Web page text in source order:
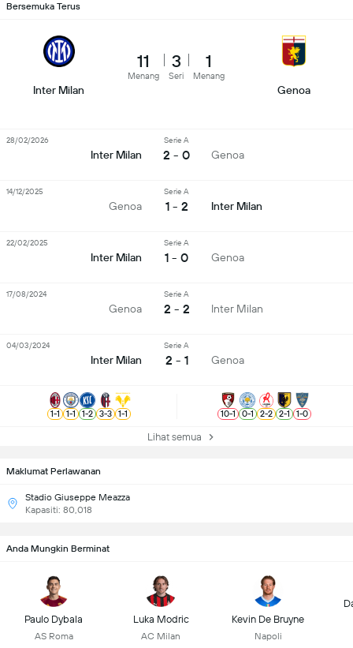
Maklumat Perlawanan
Stadio Giuseppe Meazza
Kapasiti: 80,018
Bersemuka Terus
Inter Milan
11
Menang
3
Seri
1
Menang
Genoa
Inter Milan
Serie A
2 - 0 Genoa
28/02/2026
Genoa
Serie A
1 - 2 Inter Milan
14/12/2025
Inter Milan
Serie A
1 - 0 Genoa
22/02/2025
Genoa
Serie A
2 - 2 Inter Milan
17/08/2024
Inter Milan
Serie A
2 - 1 Genoa
04/03/2024
1-1 1-1 1-2 3-3 1-1 10-1 0-1 2-2 2-1 1-0
Lihat semua
Anda Mungkin Berminat
Paulo Dybala
AS Roma
Luka Modric
AC Milan
Kevin De Bruyne
Napoli